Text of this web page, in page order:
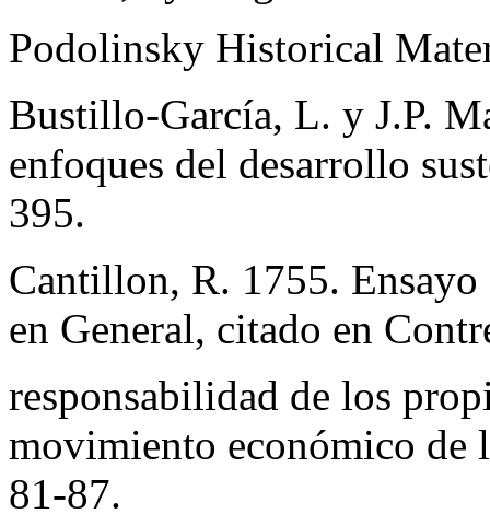
Podolinsky Historical
Bustillo-García, L. y J.P.
enfoques del desarrollo
395.
Cantillon, R. 1755.
en General, citado en
responsabilidad de los
movimiento económico
81-87.